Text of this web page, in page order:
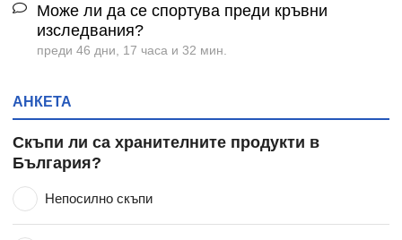
Може ли да се спортува преди кръвни
изследвания?
преди 46 дни, 17 часа и 32 мин.
АНКЕТА
Скъпи ли са хранителните продукти в
България?
Непосилно скъпи